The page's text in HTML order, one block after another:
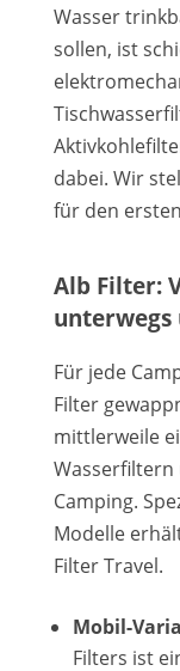
Wasser
sollen, ist
dabei. Wir
für den
Alb Filter:
unterwegs
Für jede
Filter
mittlerweile
Wasserfiltern
Camping.
Modelle
Filter Travel.
Mobil-
Filters ist